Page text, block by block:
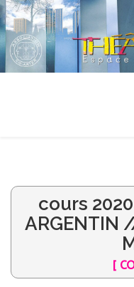
cours
ARGENTIN
[